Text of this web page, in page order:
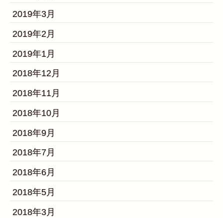
2019年3月
2019年2月
2019年1月
2018年12月
2018年11月
2018年10月
2018年9月
2018年7月
2018年6月
2018年5月
2018年3月